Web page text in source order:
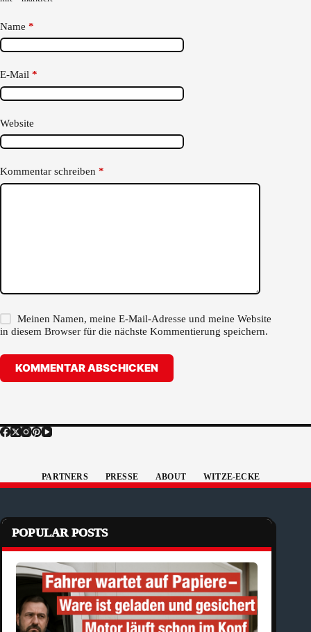
Name *
E-Mail *
Website
Kommentar schreiben *
Meinen Namen, meine E-Mail-Adresse und meine Website
in diesem Browser für die nächste Kommentierung speichern.
KOMMENTAR ABSCHICKEN
PARTNERS PRESSE ABOUT WITZE-ECKE
POPULAR POSTS